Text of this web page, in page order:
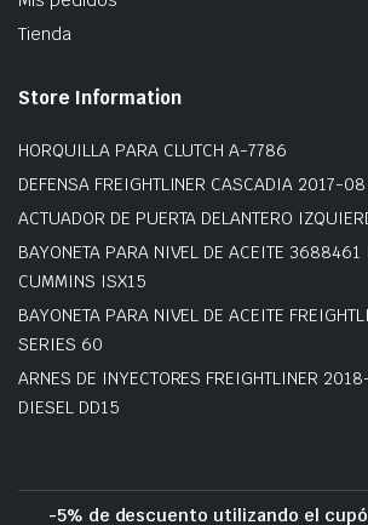
Tienda
Store Information
HORQUILLA PARA CLUTCH A-7786
DEFENSA FREIGHTLINER CASCADIA 2017-08
ACTUADOR DE PUERTA DELANTERO
BAYONETA PARA NIVEL DE ACEITE
CUMMINS ISX15
BAYONETA PARA NIVEL DE ACEITE
SERIES 60
ARNES DE INYECTORES FREIGHTLINER
DIESEL DD15
-5% de descuento utilizando el